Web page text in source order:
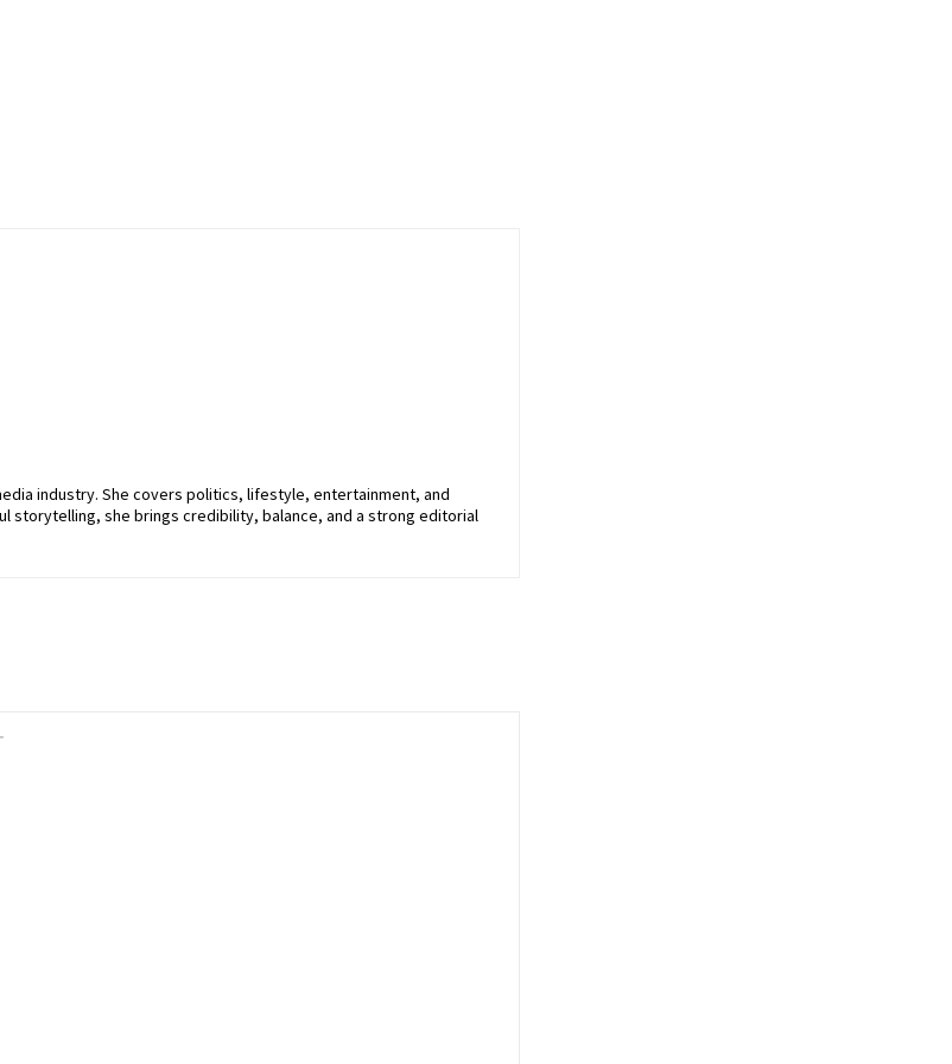
industry. She covers politics, lifestyle, entertainment, and
storytelling, she brings credibility, balance, and a strong editorial